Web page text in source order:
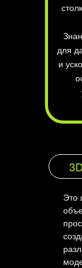
для
и
Это